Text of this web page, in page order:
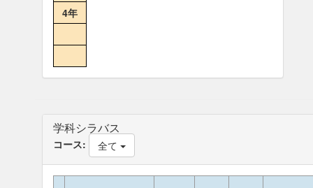
4年
学科シラバス
コース: 全て